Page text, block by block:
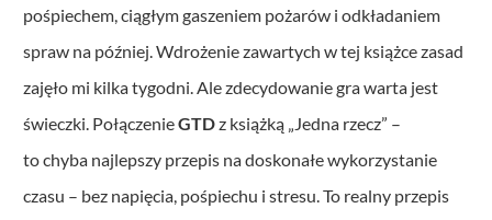
pośpiechem, ciągłym gaszeniem pożarów i odkładaniem
spraw na później. Wdrożenie zawartych w tej książce zasad
zajęło mi kilka tygodni. Ale zdecydowanie gra warta jest
świeczki. PołączenieGTDz książką „Jedna rzecz” –
to chyba najlepszy przepis na doskonałe wykorzystanie
czasu – bez napięcia, pośpiechu i stresu. To realny przepis